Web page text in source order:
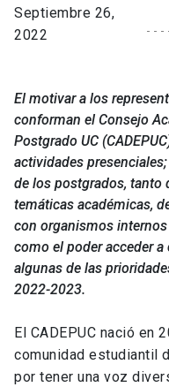
Septiembre 26,
2022
El motivar a los
conforman el Consejo
Postgrado UC
actividades
de los postgrados, tanto
temáticas académicas,
con organismos
como el poder acceder
algunas de las
2022-2023.
El CADEPUC nació en
comunidad estudiantil
por tener una voz